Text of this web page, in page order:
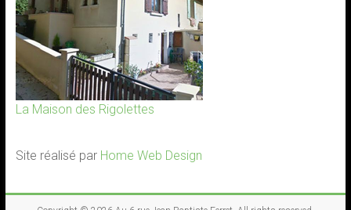
La Maison des Rigolettes
Site réalisé par Home Web Design